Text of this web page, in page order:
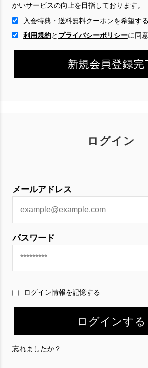
ログイン
メールアドレス
パスワード
ログイン情報を記憶する
忘れましたか？
かいサービスの向上を目指しております。
入会特典・送料無料クーポンを希望する
利用規約と プライバシーポリシーに 同